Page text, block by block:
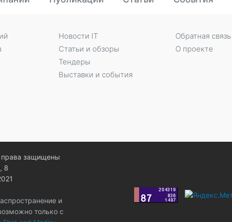
Новости IT
Статьи и обзоры
Тендеры
Выставки и события
Обратная связь
О проекте
права защищены
8
и
только с